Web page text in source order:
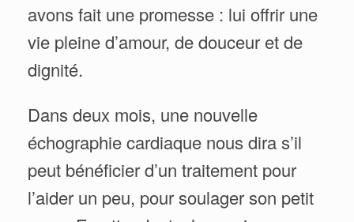
avons fait une promesse : lui offrir une
vie pleine d’amour, de douceur et de
dignité.
Dans deux mois, une nouvelle
échographie cardiaque nous dira s’il
peut bénéficier d’un traitement pour
l’aider un peu, pour soulager son petit